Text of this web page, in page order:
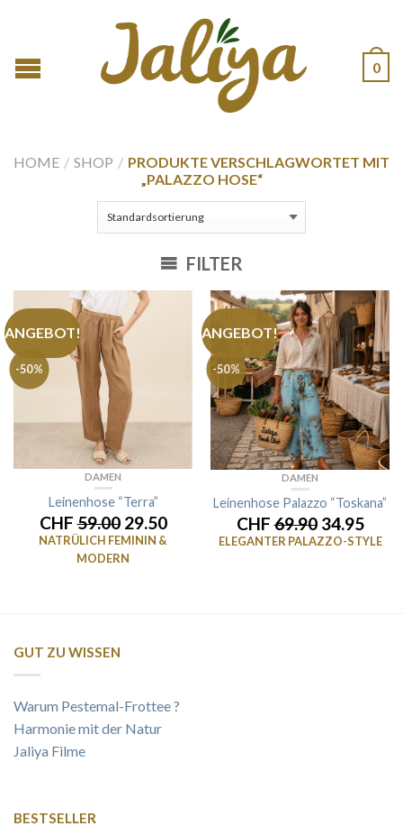
0
HOME / SHOP / PRODUKTE VERSCHLAGWORTET MIT
„PALAZZO HOSE“
FILTER
-50%
ANGEBOT!
DAMEN
Leinenhose “Terra”
CHF59.0029.50
NATRÜLICH FEMININ &
MODERN
-50%
ANGEBOT!
DAMEN
Leinenhose Palazzo “Toskana”
CHF69.9034.95
ELEGANTER PALAZZO-STYLE
GUT ZU WISSEN
Warum Pestemal-Frottee ?
Harmonie mit der Natur
Jaliya Filme
BESTSELLER